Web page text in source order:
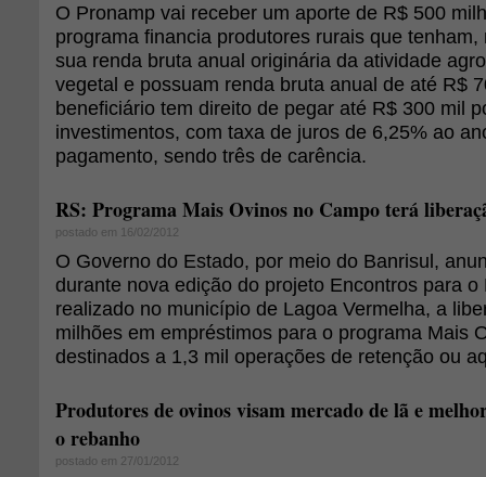
O Pronamp vai receber um aporte de R$ 500
programa financia produtores rurais que
sua renda bruta anual originária da atividade
vegetal e possuam renda bruta anual de até R$
beneficiário tem direito de pegar até R$ 300 mil
investimentos, com taxa de juros de 6,25% ao
pagamento, sendo três de carência.
RS: Programa Mais Ovinos no Campo terá
postado em 16/02/2012
O Governo do Estado, por meio do Banrisul,
durante nova edição do projeto Encontros para o
realizado no município de Lagoa Vermelha, a
milhões em empréstimos para o programa Mais
destinados a 1,3 mil operações de retenção ou
Produtores de ovinos visam mercado de lã e
o rebanho
postado em 27/01/2012